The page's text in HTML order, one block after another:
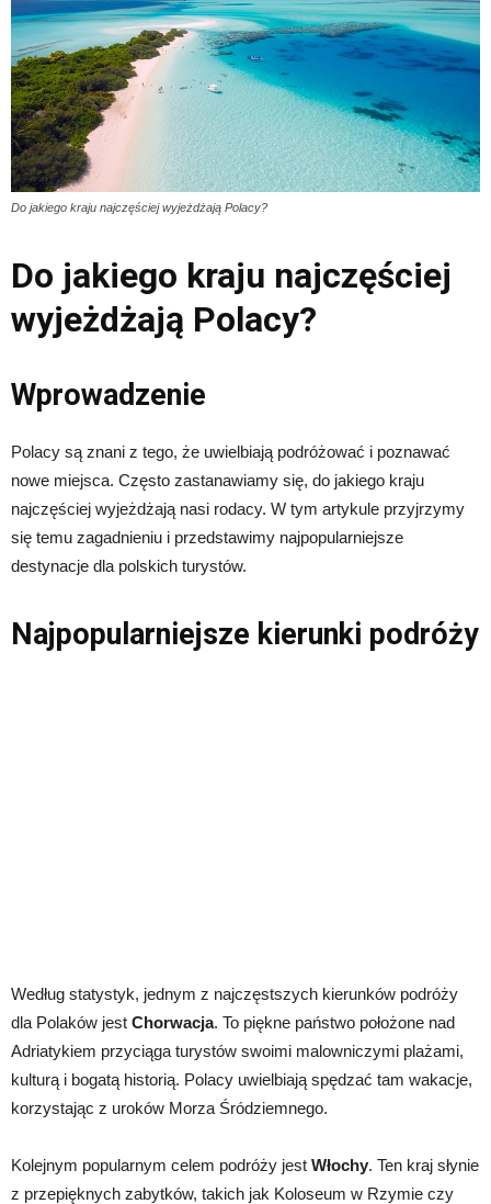
Do jakiego kraju najczęściej wyjeżdżają Polacy?
Do jakiego kraju najczęściej
wyjeżdżają Polacy?
Wprowadzenie
Polacy są znani z tego, że uwielbiają podróżować i poznawać
nowe miejsca. Często zastanawiamy się, do jakiego kraju
najczęściej wyjeżdżają nasi rodacy. W tym artykule przyjrzymy
się temu zagadnieniu i przedstawimy najpopularniejsze
destynacje dla polskich turystów.
Najpopularniejsze kierunki podróży
Według statystyk, jednym z najczęstszych kierunków podróży
dla Polaków jest Chorwacja. To piękne państwo położone nad
Adriatykiem przyciąga turystów swoimi malowniczymi plażami,
kulturą i bogatą historią. Polacy uwielbiają spędzać tam wakacje,
korzystając z uroków Morza Śródziemnego.
Kolejnym popularnym celem podróży jest Włochy. Ten kraj słynie
z przepięknych zabytków, takich jak Koloseum w Rzymie czy